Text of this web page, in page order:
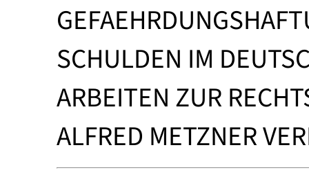
SCHULDEN IM
ARBEITEN ZUR
ALFRED METZNER